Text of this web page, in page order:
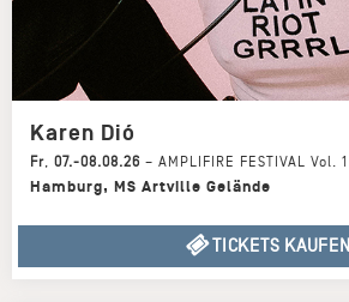
Karen Dió
Fr, 07.-08.08.26 – AMPLIFIRE FESTIVAL Vol. 1
Hamburg, MS Artville Gelände
TICKETS KAUFEN